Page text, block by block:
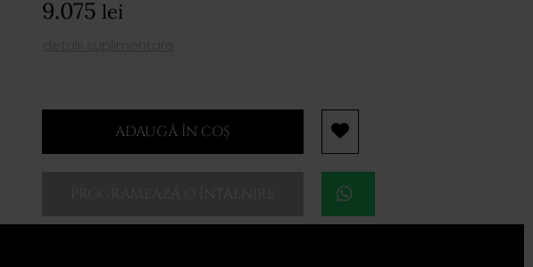
9.075 lei
ADAUGĂ ÎN COȘ